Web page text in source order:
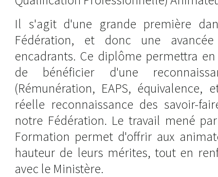
Il s'agit d'une grande première
Fédération, et donc une
encadrants. Ce diplôme permettra
de bénéficier d'une
(Rémunération, EAPS, équivalence,
réelle reconnaissance des savoir-
notre Fédération. Le travail mené
Formation permet d'offrir aux
hauteur de leurs mérites, tout en
avec le Ministère.